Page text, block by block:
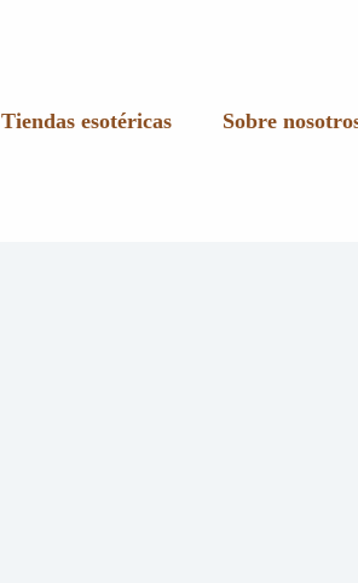
Tiendas esotéricas Sobre